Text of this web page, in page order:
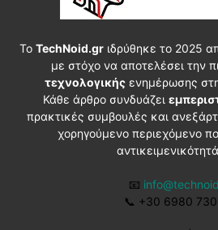
Το TechNoid.grιδρύθηκε το 2025
με στόχο να αποτελέσει την
τεχνολογικήςενημέρωσης
Κάθε άρθρο συνδυάζει
πρακτικές συμβουλές και
χορηγούμενο περιεχόμενο
📧
📞 +30 6980 730